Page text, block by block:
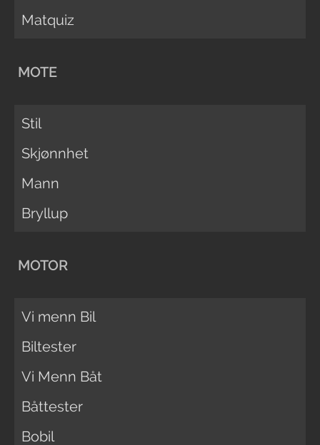
Matquiz
MOTE
Stil
Skjønnhet
Mann
Bryllup
MOTOR
Vi menn Bil
Biltester
Vi Menn Båt
Båttester
Bobil